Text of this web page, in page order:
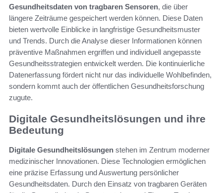
Gesundheitsdaten von tragbaren Sensoren, die über
längere Zeiträume gespeichert werden können. Diese Daten
bieten wertvolle Einblicke in langfristige Gesundheitsmuster
und Trends. Durch die Analyse dieser Informationen können
präventive Maßnahmen ergriffen und individuell angepasste
Gesundheitsstrategien entwickelt werden. Die kontinuierliche
Datenerfassung fördert nicht nur das individuelle Wohlbefinden,
sondern kommt auch der öffentlichen Gesundheitsforschung
zugute.
Digitale Gesundheitslösungen und ihre
Bedeutung
Digitale Gesundheitslösungen stehen im Zentrum moderner
medizinischer Innovationen. Diese Technologien ermöglichen
eine präzise Erfassung und Auswertung persönlicher
Gesundheitsdaten. Durch den Einsatz von tragbaren Geräten